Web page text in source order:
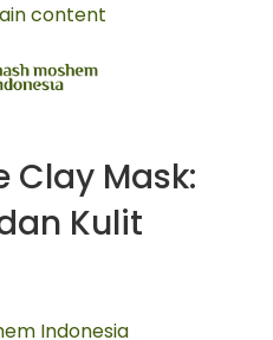
content
Clay Mask:
Kulit
Indonesia